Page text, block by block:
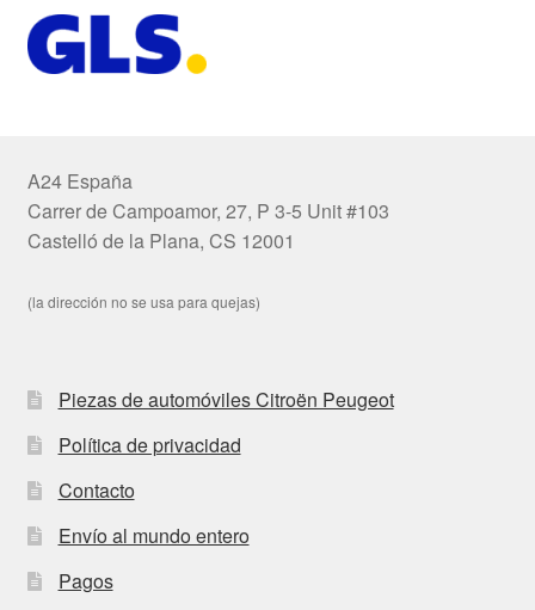
A24 España
Carrer de Campoamor, 27, P 3-5 Unit #103
Castelló de la Plana, CS 12001
(la dirección no se usa para quejas)
Piezas de automóviles Citroën Peugeot
Política de privacidad
Contacto
Envío al mundo entero
Pagos